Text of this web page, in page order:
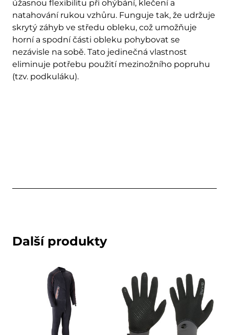
úžasnou flexibilitu při ohýbání, klečení a
natahování rukou vzhůru. Funguje tak, že udržuje
skrytý záhyb ve středu obleku, což umožňuje
horní a spodní části obleku pohybovat se
nezávisle na sobě. Tato jedinečná vlastnost
eliminuje potřebu použití mezinožního popruhu
(tzv. podkuláku).
Další produkty